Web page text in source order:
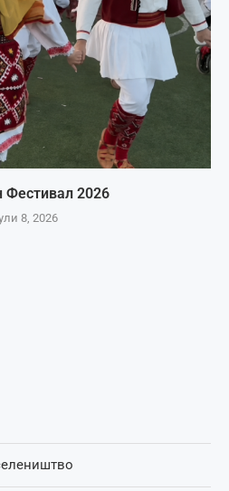
Фестивал 2026
8, 2026